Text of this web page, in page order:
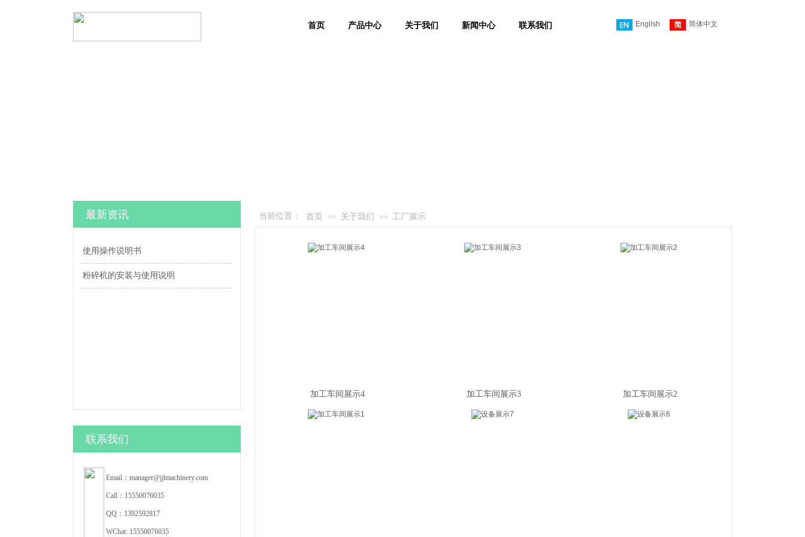
首页 产品中心 关于我们 新闻中心 联系我们 English 简体中文
最新资讯 当前位置： 首页 >> 关于我们 >> 工厂展示
加工车间展示4 加工车间展示3 加工车间展示2
使用操作说明书
粉碎机的安装与使用说明
联系我们
Email：manager@jjlmachinery.com
Call：15550076035
QQ：1392592817
WChat: 15550076035